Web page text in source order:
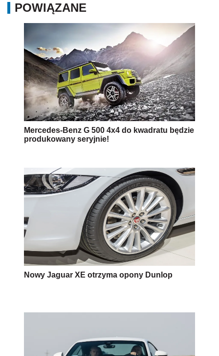
POWIĄZANE
Mercedes-Benz G 500 4x4 do kwadratu będzie
produkowany seryjnie!
Nowy Jaguar XE otrzyma opony Dunlop